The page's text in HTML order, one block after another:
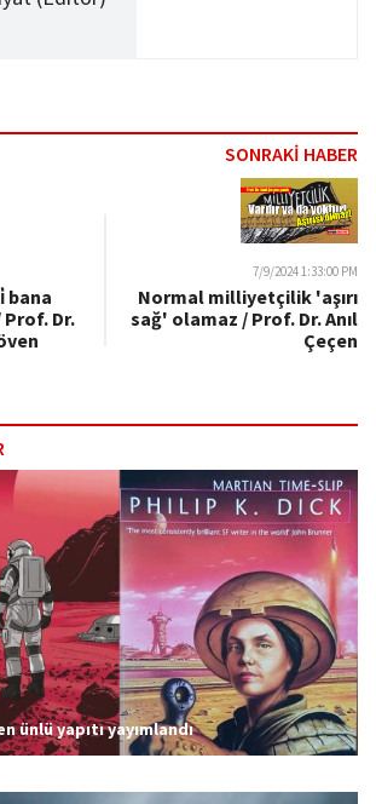
SONRAKİ HABER
bana
Dr.
7/9/2024 1:33:00 PM
Normal milliyetçilik 'aşırı
sağ' olamaz / Prof. Dr. Anıl
Çeçen
ünlü yapıtı yayımlandı